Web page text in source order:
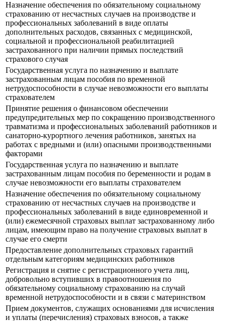
Назначение обеспечения по обязательному социальному
страхованию от несчастных случаев на производстве и
профессиональных заболеваний в виде оплаты
дополнительных расходов, связанных с медицинской,
социальной и профессиональной реабилитацией
застрахованного при наличии прямых последствий
страхового случая
Государственная услуга по назначению и выплате
застрахованным лицам пособия по временной
нетрудоспособности в случае невозможности его выплаты
страхователем
Принятие решения о финансовом обеспечении
предупредительных мер по сокращению производственного
травматизма и профессиональных заболеваний работников и
санаторно-курортного лечения работников, занятых на
работах с вредными и (или) опасными производственными
факторами
Государственная услуга по назначению и выплате
застрахованным лицам пособия по беременности и родам в
случае невозможности его выплаты страхователем
Назначение обеспечения по обязательному социальному
страхованию от несчастных случаев на производстве и
профессиональных заболеваний в виде единовременной и
(или) ежемесячной страховых выплат застрахованному либо
лицам, имеющим право на получение страховых выплат в
случае его смерти
Предоставление дополнительных страховых гарантий
отдельным категориям медицинских работников
Регистрация и снятие с регистрационного учета лиц,
добровольно вступивших в правоотношения по
обязательному социальному страхованию на случай
временной нетрудоспособности и в связи с материнством
Прием документов, служащих основаниями для исчисления
и уплаты (перечисления) страховых взносов, а также